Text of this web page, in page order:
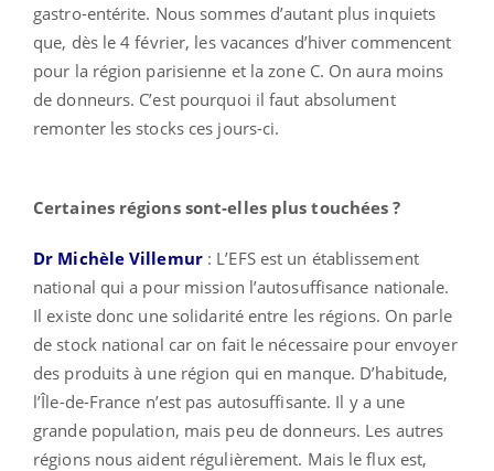
gastro-entérite. Nous sommes d’autant plus inquiets
que, dès le 4 février, les vacances d’hiver commencent
pour la région parisienne et la zone C. On aura moins
de donneurs. C’est pourquoi il faut absolument
remonter les stocks ces jours-ci.
Certaines régions sont-elles plus touchées ?
Dr Michèle Villemur : L’EFS est un établissement
national qui a pour mission l’autosuffisance nationale.
Il existe donc une solidarité entre les régions. On parle
de stock national car on fait le nécessaire pour envoyer
des produits à une région qui en manque. D’habitude,
l’Île-de-France n’est pas autosuffisante. Il y a une
grande population, mais peu de donneurs. Les autres
régions nous aident régulièrement. Mais le flux est,